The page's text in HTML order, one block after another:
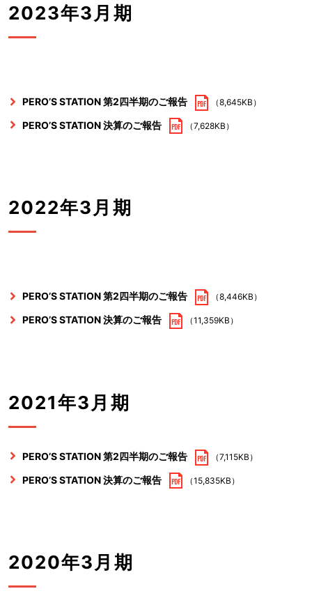
2023年3月期
PERO’S STATION 第2四半期のご報告 （8,645KB）
PERO’S STATION 決算のご報告 （7,628KB）
2022年3月期
PERO’S STATION 第2四半期のご報告 （8,446KB）
PERO’S STATION 決算のご報告 （11,359KB）
2021年3月期
PERO’S STATION 第2四半期のご報告 （7,115KB）
PERO’S STATION 決算のご報告 （15,835KB）
2020年3月期